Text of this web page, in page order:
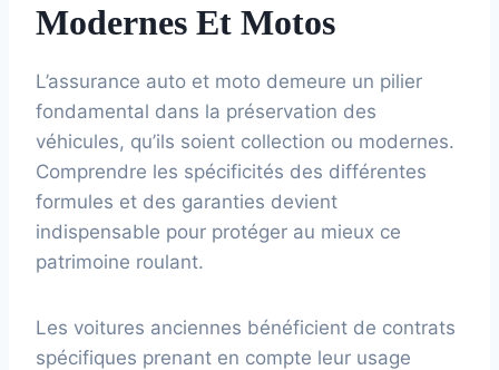
Modernes Et Motos
L’assurance auto et moto demeure un pilier
fondamental dans la préservation des
véhicules, qu’ils soient collection ou modernes.
Comprendre les spécificités des différentes
formules et des garanties devient
indispensable pour protéger au mieux ce
patrimoine roulant.
Les voitures anciennes bénéficient de contrats
spécifiques prenant en compte leur usage